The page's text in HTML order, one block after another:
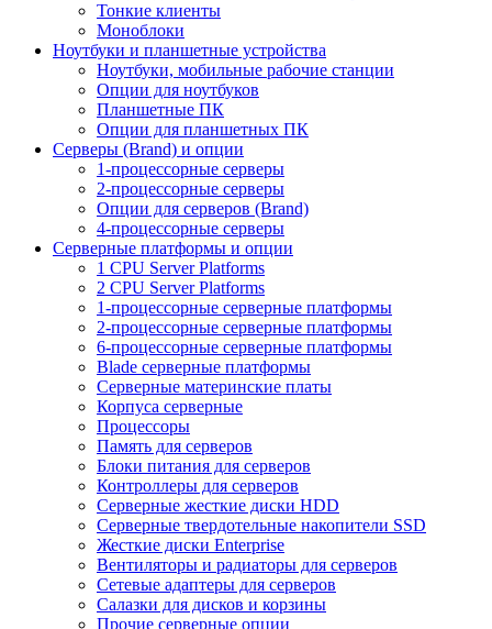
Тонкие клиенты
Моноблоки
Ноутбуки и планшетные устройства
Ноутбуки, мобильные рабочие станции
Опции для ноутбуков
Планшетные ПК
Опции для планшетных ПК
Серверы (Brand) и опции
1-процессорные серверы
2-процессорные серверы
Опции для серверов (Brand)
4-процессорные серверы
Серверные платформы и опции
1 CPU Server Platforms
2 CPU Server Platforms
1-процессорные серверные платформы
2-процессорные серверные платформы
6-процессорные серверные платформы
Blade серверные платформы
Серверные материнские платы
Корпуса серверные
Процессоры
Память для серверов
Блоки питания для серверов
Контроллеры для серверов
Серверные жесткие диски HDD
Серверные твердотельные накопители SSD
Жесткие диски Enterprise
Вентиляторы и радиаторы для серверов
Сетевые адаптеры для серверов
Салазки для дисков и корзины
Прочие серверные опции